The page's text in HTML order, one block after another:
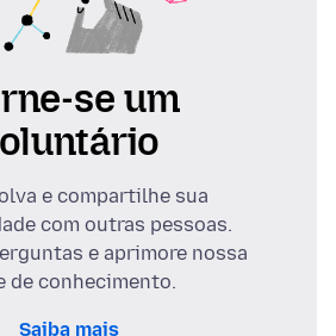
se um
e compartilhe sua
com outras pessoas.
e aprimore nossa
de conhecimento.
Saiba mais